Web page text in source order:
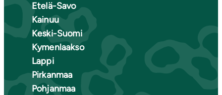
Etelä-Savo
Kainuu
Keski-Suomi
Kymenlaakso
Lappi
Pirkanmaa
Pohjanmaa